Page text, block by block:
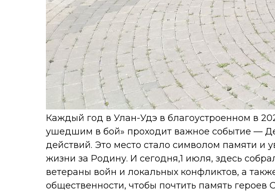
Каждый год в Улан-Удэ в благоустроенном в
ушедшим в бой» проходит важное событие —
действий. Это место стало символом памяти и
жизни за Родину. И сегодня,1 июля, здесь
ветераны войн и локальных конфликтов, а
общественности, чтобы почтить память героев